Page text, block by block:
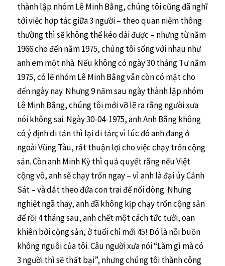
thành lập nhóm Lê Minh Bằng, chúng tôi cũng đã nghĩ
tới việc hợp tác giữa 3 người – theo quan niệm thông
thường thì sẽ không thể kéo dài được – nhưng từ năm
1966 cho đến năm 1975, chúng tôi sống với nhau như
anh em một nhà. Nếu không có ngày 30 tháng Tư năm
1975, có lẽ nhóm Lê Minh Bằng vẫn còn có mặt cho
đến ngày nay. Nhưng 9 năm sau ngày thành lập nhóm
Lê Minh Bằng, chúng tôi mới vỡ lẽ ra rằng người xưa
nói không sai. Ngày 30-04-1975, anh Anh Bằng không
có ý định di tản thì lại di tản; vì lúc đó anh đang ở
ngoài Vũng Tàu, rất thuận lợi cho việc chạy trốn cộng
sản. Còn anh Minh Kỳ thì quả quyết rằng nếu Việt
cộng vô, anh sẽ chạy trốn ngay – vì anh là đại úy Cảnh
Sát – và dắt theo đứa con trai để nối dòng. Nhưng
nghiệt ngã thay, anh đã không kịp chạy trốn cộng sản
để rồi 4 tháng sau, anh chết một cách tức tưởi, oan
khiên bởi cộng sản, ở tuổi chỉ mới 45! Đó là nỗi buồn
không nguôi của tôi. Câu người xưa nói “Làm gì mà có
3 người thì sẽ thất bại”, nhưng chúng tôi thành công